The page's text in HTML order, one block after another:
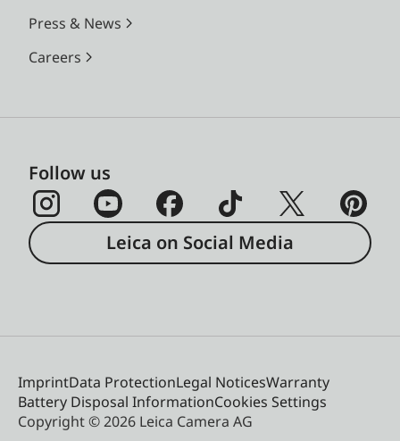
Press & News
Careers
Follow us
Leica on Social Media
ImprintData ProtectionLegal NoticesWarranty
Battery Disposal InformationCookies Settings
Copyright © 2026 Leica Camera AG